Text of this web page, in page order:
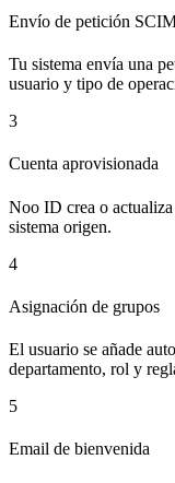
Envío de petición
Tu sistema envía una
usuario y tipo de
3
Cuenta aprovisionada
Noo ID crea o actualiza
sistema origen.
4
Asignación de grupos
El usuario se añade
departamento, rol y
5
Email de bienvenida